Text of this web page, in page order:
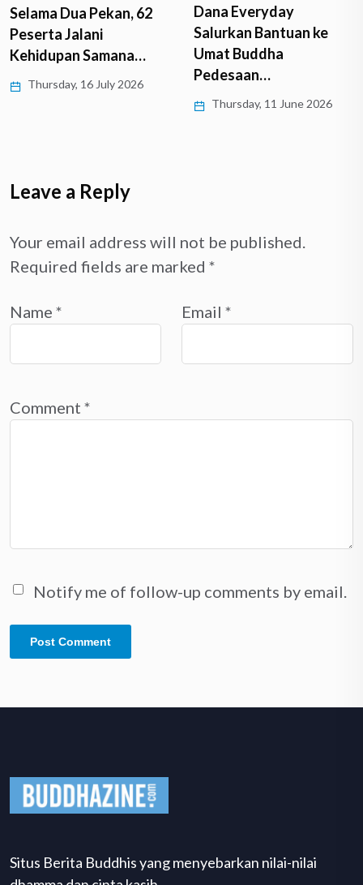
Selama Dua Pekan, 62
Peserta Jalani
Kehidupan Samana…
Thursday, 16 July 2026
Dana Everyday
Salurkan Bantuan ke
Umat Buddha
Pedesaan…
Thursday, 11 June 2026
Leave a Reply
Your email address will not be published.
Required fields are marked *
Name * Email *
Comment *
Notify me of follow-up comments by email.
Situs Berita Buddhis yang menyebarkan nilai-nilai